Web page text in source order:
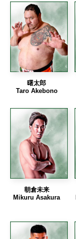
曙太郎
Taro Akebono
朝倉未来
Mikuru Asakura